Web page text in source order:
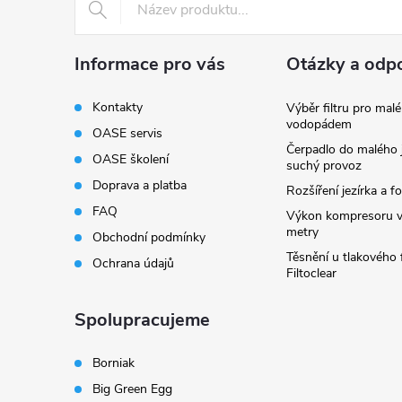
Informace pro vás
Kontakty
OASE servis
OASE školení
Doprava a platba
FAQ
Obchodní podmínky
Ochrana údajů
Otázky a
Výběr filtru pro
vodopádem
Čerpadlo do malého
suchý provoz
Rozšíření jezírka a
Výkon kompresoru
metry
Těsnění u tlakového
Filtoclear
Spolupracujeme
Borniak
Big Green Egg